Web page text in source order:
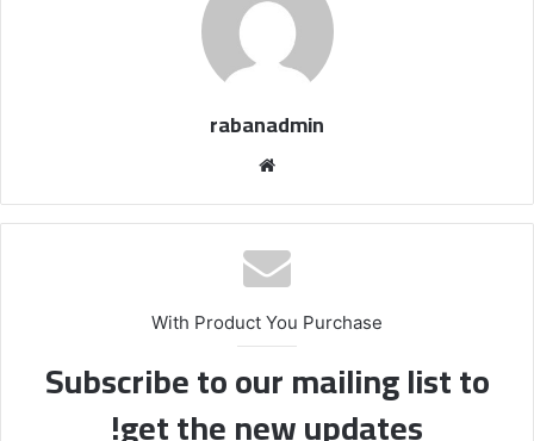
rabanadmin
الوي
ب
With Product You Purchase
Subscribe to our mailing list to
get the new updates!